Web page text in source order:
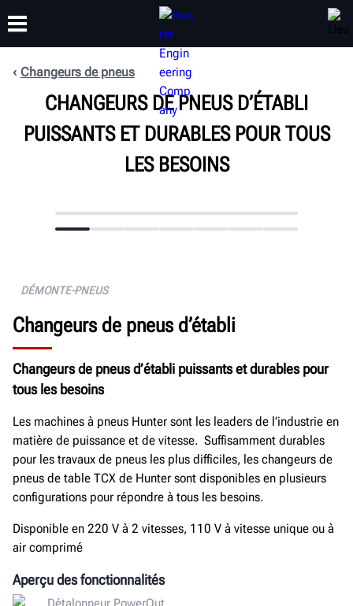
PRODUITS ASSISTANCE
FORMATION
Changeurs de pneus
CHANGEURS DE PNEUS D’ÉTABLI
PUISSANTS ET DURABLES POUR TOUS
LES BESOINS
DÉMONTE-PNEUS
Changeurs de pneus d’établi
Changeurs de pneus d’établi puissants et durables pour
tous les besoins
Les machines à pneus Hunter sont les leaders de l’industrie en
matière de puissance et de vitesse. Suffisamment durables
pour les travaux de pneus les plus difficiles, les changeurs de
pneus de table TCX de Hunter sont disponibles en plusieurs
configurations pour répondre à tous les besoins.
Disponible en 220 V à 2 vitesses, 110 V à vitesse unique ou à
air comprimé
Aperçu des fonctionnalités